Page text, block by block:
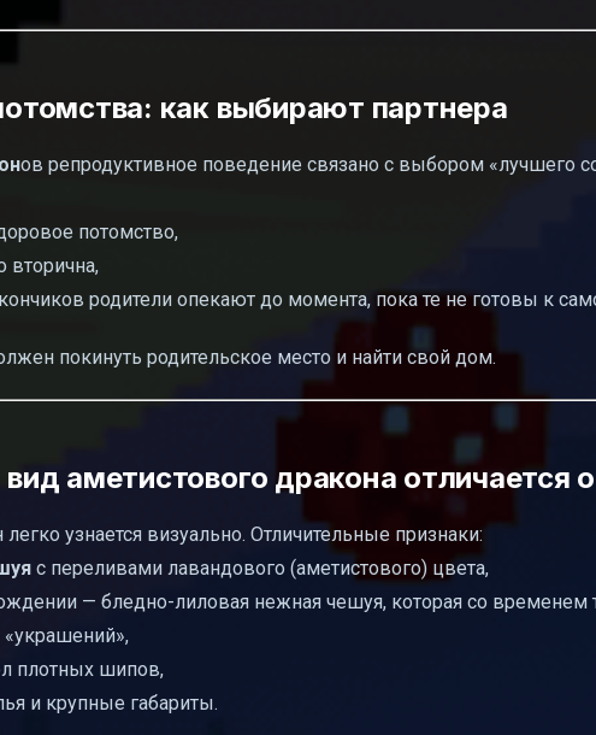
как выбирают партнера
ов репродуктивное поведение связано с выбором «лучшего
потомство,
вторична,
родители опекают до момента, пока те не готовы к
покинуть родительское место и найти свой дом.
аметистового дракона отличается
узнается визуально. Отличительные признаки:
с переливами лавандового (аметистового) цвета,
— бледно-лиловая нежная чешуя, которая со временем
«украшений»,
плотных шипов,
и крупные габариты.